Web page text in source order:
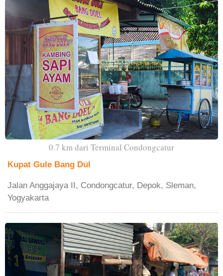
0.7 km dari Terminal Condongcatur
Kupat Gule Bang Dul
Jalan Anggajaya II, Condongcatur, Depok, Sleman,
Yogyakarta